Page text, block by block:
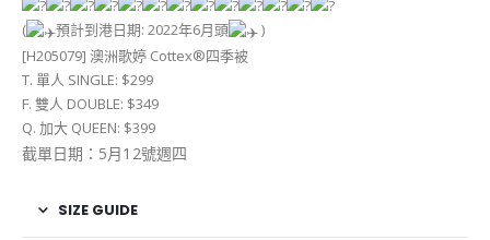
( 預計到港日期: 2022年6月頭
)
[H205079] 澳洲歌婷 Cottex®四季被
T. 單人 SINGLE: $299
F. 雙人 DOUBLE: $349
Q. 加大 QUEEN: $399
截單日期：5月12號週四
SIZE GUIDE